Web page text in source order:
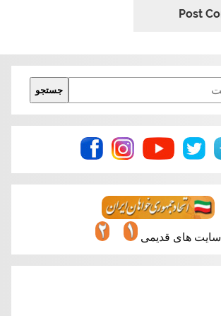
جستجو
سایت های قدیمی